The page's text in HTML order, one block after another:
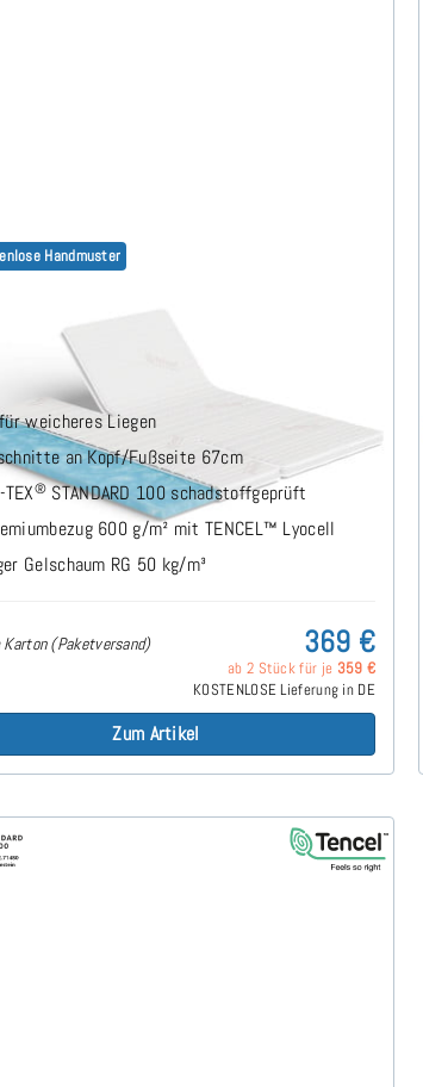
Handmuster
RG50 (TENCEL™ Lyocell 3D) 7cm Split
Topper 180x190 cm
weicheres Liegen
an Kopf/Fußseite 67cm
TEX® STANDARD 100 schadstoffgeprüft
600 g/m² mit TENCEL™ Lyocell
Gelschaum RG 50 kg/m³
(Paketversand) 369 €
ab 2 Stück für je 359 €
KOSTENLOSE Lieferung in DE
Zum Artikel